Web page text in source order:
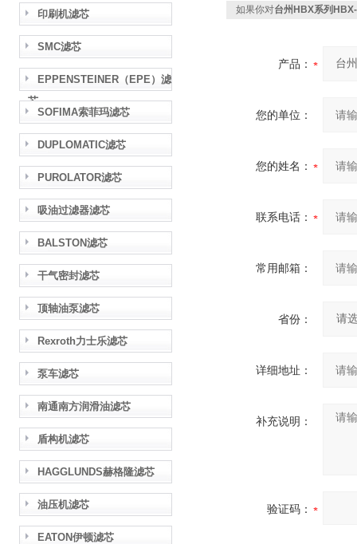
印刷机滤芯
SMC滤芯
EPPENSTEINER（EPE）滤
芯
SOFIMA索菲玛滤芯
DUPLOMATIC滤芯
PUROLATOR滤芯
吸油过滤器滤芯
BALSTON滤芯
干气密封滤芯
顶轴油泵滤芯
Rexroth力士乐滤芯
泵车滤芯
南通南方润滑油滤芯
盾构机滤芯
HAGGLUNDS赫格隆滤芯
油压机滤芯
EATON伊顿滤芯
如果你对台州HBX系列
产品：
您的单位：
您的姓名：
联系电话：
常用邮箱：
省份：
详细地址：
补充说明：
验证码：